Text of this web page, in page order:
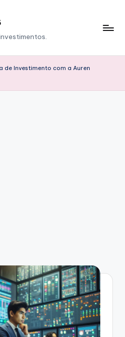
de Investimento com a Auren